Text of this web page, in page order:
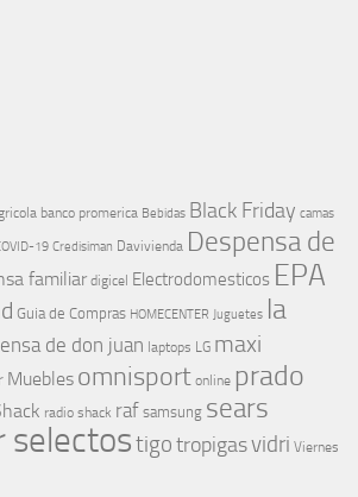
banco promerica Bebidas Black Friday camas
19 Credisiman Davivienda Despensa de
familiar digicel Electrodomesticos EPA
Guia de Compras HOMECENTER Juguetes la
de don juan laptops LG maxi
Muebles omnisport online prado
radio shack raf samsung sears
selectostigotropigasvidri Viernes